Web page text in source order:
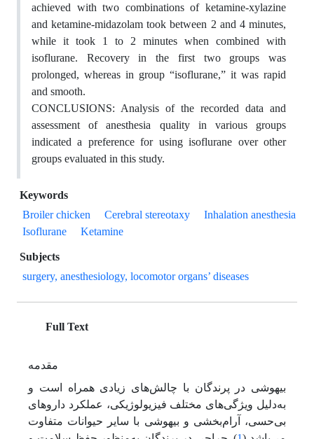
achieved with two combinations of ketamine-xylazine
and ketamine-midazolam took between 2 and 4 minutes,
while it took 1 to 2 minutes when combined with
isoflurane.
Recovery in the first two groups was
prolonged, whereas in group “isoflurane,” it was rapid
and smooth.
CONCLUSIONS: Analysis of the recorded data and
assessment of anesthesia quality in various groups
indicated a preference for using isoflurane over other
groups evaluated in this study.
Keywords
Broiler chicken
Cerebral stereotaxy
Inhalation anesthesia
Isoflurane
Ketamine
Subjects
surgery, anesthesiology, locomotor organs’ diseases
Full Text
مقدمه
بیهوشی در پرندگان با چالش‌های زیادی همراه است و
به‌دلیل ویژگی‌های مختلف فیزیولوژیکی، عملکرد داروهای
بی‌حسی، آرام‌بخشی و بیهوشی با سایر حیوانات متفاوت